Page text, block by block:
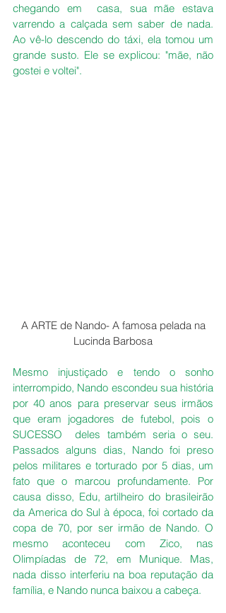
chegando em  casa, sua mãe estava
varrendo a calçada sem saber de nada.
Ao vê-lo descendo do táxi, ela tomou um
grande susto. Ele se explicou: "mãe, não
gostei e voltei".
Lucinda Barbosa
Mesmo injustiçado e tendo o sonho
interrompido, Nando escondeu sua história
por 40 anos para preservar seus irmãos
que eram jogadores de futebol, pois o
SUCESSO  deles também seria o seu.
Passados alguns dias, Nando foi preso
pelos militares e torturado por 5 dias, um
fato que o marcou profundamente. Por
causa disso, Edu, artilheiro do brasileirão
da America do Sul à época, foi cortado da
copa de 70, por ser irmão de Nando. O
mesmo aconteceu com Zico, nas
Olimpíadas de 72, em Munique. Mas,
nada disso interferiu na boa reputação da
família, e Nando nunca baixou a cabeça.